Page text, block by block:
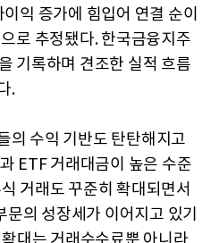
익 증가에 힘입어 연결 순이
로 추정됐다. 한국금융지주
기록하며 견조한 실적 흐름
.
의 수익 기반도 탄탄해지고
ETF 거래대금이 높은 수준
거래도 꾸준히 확대되면서
의 성장세가 이어지고 있기